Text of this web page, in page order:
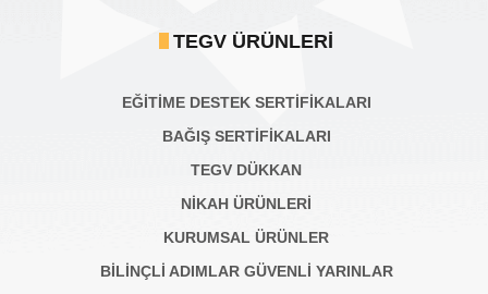
TEGV ÜRÜNLERI
EĞİTİME DESTEK SERTİFİKALARI
BAĞIŞ SERTIFIKALARI
TEGV DÜKKAN
NİKAH ÜRÜNLERİ
KURUMSAL ÜRÜNLER
BILINÇLI ADIMLAR GÜVENLI YARINLAR